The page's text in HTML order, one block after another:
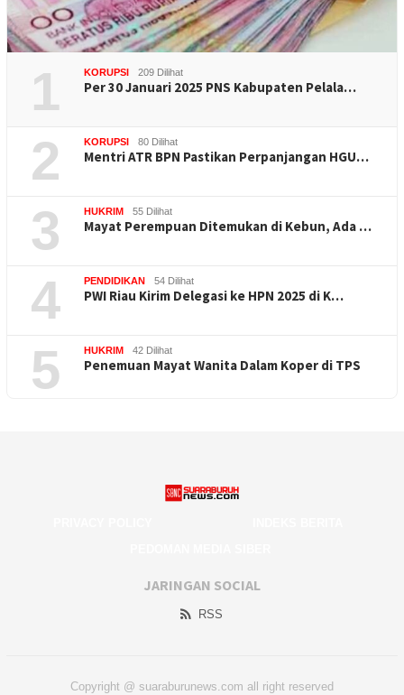
1 KORUPSI 209 Dilihat
Per 30 Januari 2025 PNS Kabupaten Pelala…
2 KORUPSI 80 Dilihat
Mentri ATR BPN Pastikan Perpanjangan HGU…
3 HUKRIM 55 Dilihat
Mayat Perempuan Ditemukan di Kebun, Ada …
4 PENDIDIKAN 54 Dilihat
PWI Riau Kirim Delegasi ke HPN 2025 di K…
5 HUKRIM 42 Dilihat
Penemuan Mayat Wanita Dalam Koper di TPS
JARINGAN SOCIAL
RSS
Copyright @ suaraburunews.com all right reserved